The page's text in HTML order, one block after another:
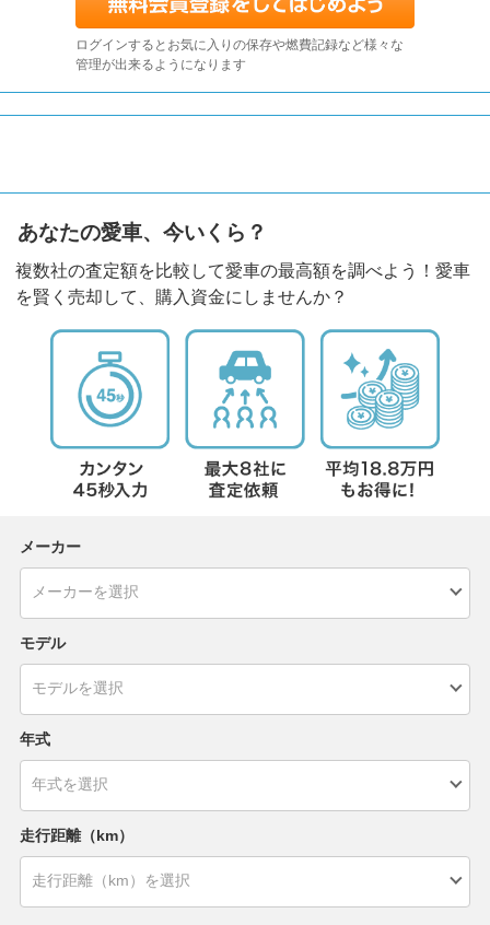
ログインするとお気に入りの保存や燃費記録など様々な
管理が出来るようになります
あなたの愛車、今いくら？
複数社の査定額を比較して愛車の最高額を調べよう！愛車
を賢く売却して、購入資金にしませんか？
メーカー
モデル
年式
走行距離（km）